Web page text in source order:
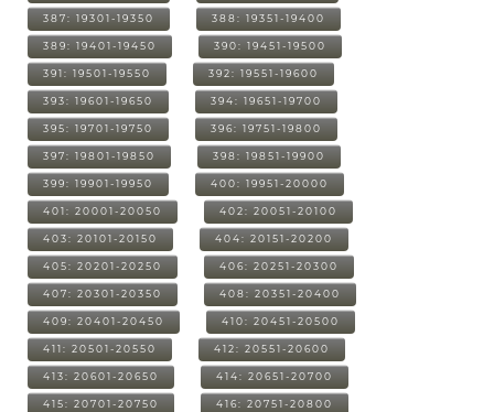
387: 19301-19350 388: 19351-19400
389: 19401-19450 390: 19451-19500
391: 19501-19550 392: 19551-19600
393: 19601-19650 394: 19651-19700
395: 19701-19750 396: 19751-19800
397: 19801-19850 398: 19851-19900
399: 19901-19950 400: 19951-20000
401: 20001-20050 402: 20051-20100
403: 20101-20150 404: 20151-20200
405: 20201-20250 406: 20251-20300
407: 20301-20350 408: 20351-20400
409: 20401-20450 410: 20451-20500
411: 20501-20550 412: 20551-20600
413: 20601-20650 414: 20651-20700
415: 20701-20750 416: 20751-20800